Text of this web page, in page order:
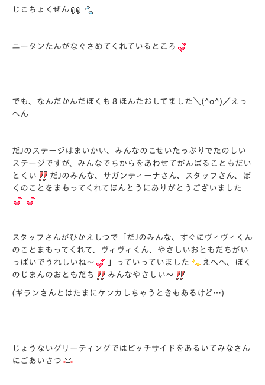
じこちょくぜん
ニータンたんがなぐさめてくれているところ
でも、なんだかんだぼくも８ほんたおしてました＼(^o^)／えっ
へん
だJのステージはまいかい、みんなのこせいたっぷりでたのしい
ステージですが、みんなでちからをあわせてがんばることもだい
とくい
だJのみんな、サガンティーナさん、スタッフさん、ぼ
くのことをまもってくれてほんとうにありがとうございました
スタッフさんがひかえしつで「だJのみんな、すぐにヴィヴィくん
のことまもってくれて、ヴィヴィくん、やさしいおともだちがい
っぱいでうれしいね～
」っていっていました
えへへ、ぼく
のじまんのおともだち
みんなやさしい～
(ギランさんとはたまにケンカしちゃうときもあるけど…)
じょうないグリーティングではピッチサイドをあるいてみなさん
にごあいさつ